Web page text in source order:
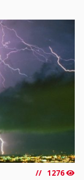
1276